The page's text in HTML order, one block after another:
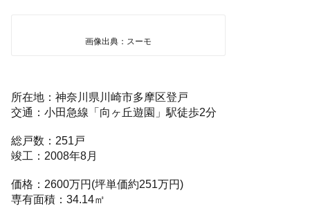
画像出典：スーモ
所在地：神奈川県川崎市多摩区登戸
交通：小田急線「向ヶ丘遊園」駅徒歩2分
総戸数：251戸
竣工：2008年8月
価格：2600万円(坪単価約251万円)
専有面積：34.14㎡